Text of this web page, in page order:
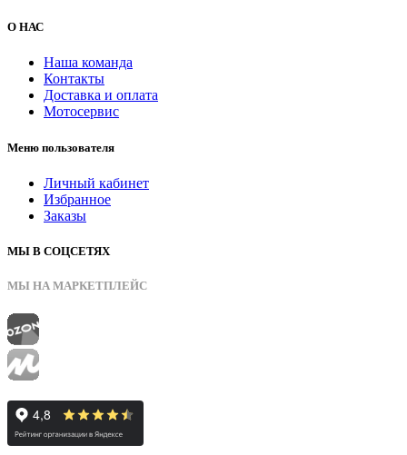
О НАС
Наша команда
Контакты
Доставка и оплата
Мотосервис
Меню пользователя
Личный кабинет
Избранное
Заказы
МЫ В СОЦСЕТЯХ
МЫ НА МАРКЕТПЛЕЙС